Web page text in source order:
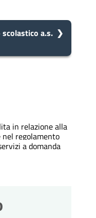
a.s.
in carico
richiesta di
giorni
in relazione alla
nel regolamento
a domanda